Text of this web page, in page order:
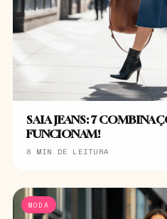
SAIA JEANS: 7
FUNCIONAM!
8 MIN DE LEITURA
MODA